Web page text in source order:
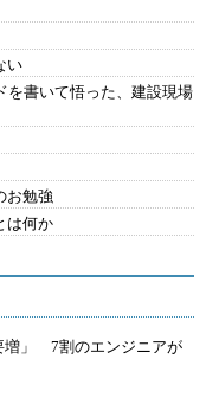
い
を書いて悟った、建設現場
お勉強
は何か
増」 7割のエンジニアが